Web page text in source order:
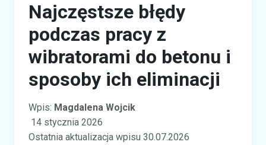
Najczęstsze błędy
podczas pracy z
wibratorami do betonu i
sposoby ich eliminacji
Wpis: Magdalena Wojcik
14 stycznia 2026
Ostatnia aktualizacja wpisu 30.07.2026